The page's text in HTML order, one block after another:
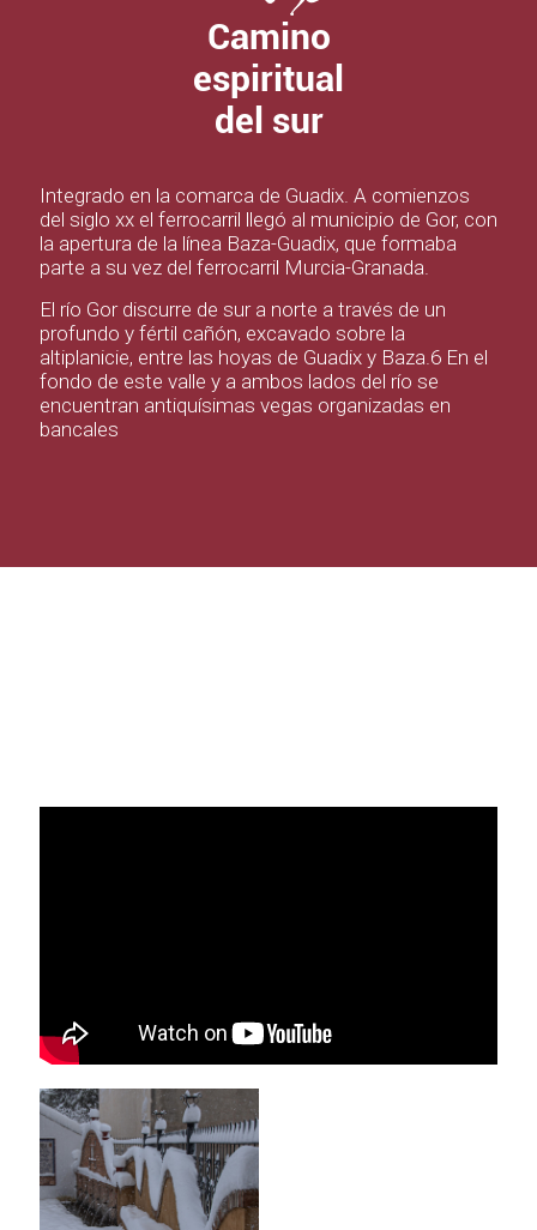
Camino
espiritual
del sur
Integrado en la comarca de Guadix. A comienzos
del siglo xx el ferrocarril llegó al municipio de Gor, con
la apertura de la línea Baza-Guadix, que formaba
parte a su vez del ferrocarril Murcia-Granada.
El río Gor discurre de sur a norte a través de un
profundo y fértil cañón, excavado sobre la
altiplanicie, entre las hoyas de Guadix y Baza.6​ En el
fondo de este valle y a ambos lados del río se
encuentran antiquísimas vegas organizadas en
bancales